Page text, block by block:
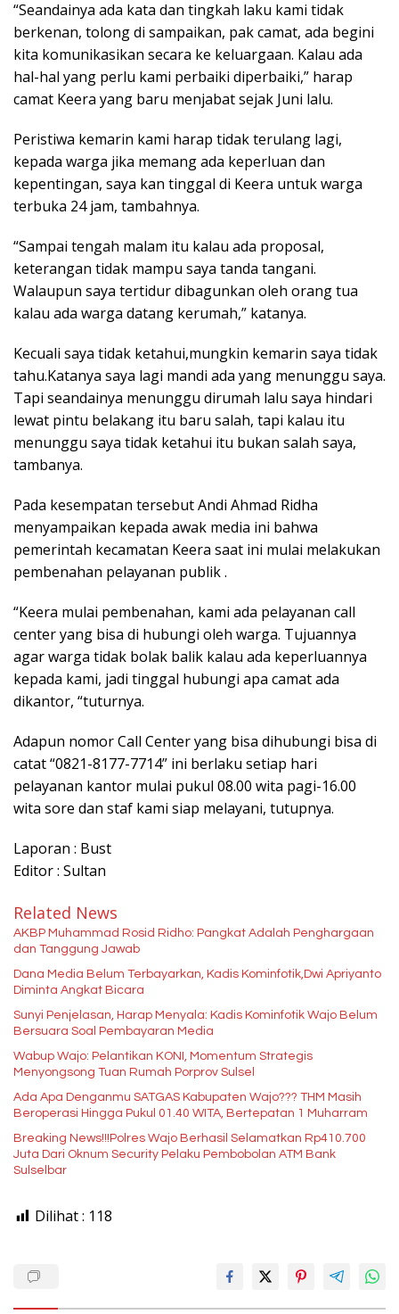
“Seandainya ada kata dan tingkah laku kami tidak
berkenan, tolong di sampaikan, pak camat, ada begini
kita komunikasikan secara ke keluargaan. Kalau ada
hal-hal yang perlu kami perbaiki diperbaiki,” harap
camat Keera yang baru menjabat sejak Juni lalu.
Peristiwa kemarin kami harap tidak terulang lagi,
kepada warga jika memang ada keperluan dan
kepentingan, saya kan tinggal di Keera untuk warga
terbuka 24 jam, tambahnya.
“Sampai tengah malam itu kalau ada proposal,
keterangan tidak mampu saya tanda tangani.
Walaupun saya tertidur dibagunkan oleh orang tua
kalau ada warga datang kerumah,” katanya.
Kecuali saya tidak ketahui,mungkin kemarin saya tidak
tahu.Katanya saya lagi mandi ada yang menunggu saya.
Tapi seandainya menunggu dirumah lalu saya hindari
lewat pintu belakang itu baru salah, tapi kalau itu
menunggu saya tidak ketahui itu bukan salah saya,
tambanya.
Pada kesempatan tersebut Andi Ahmad Ridha
menyampaikan kepada awak media ini bahwa
pemerintah kecamatan Keera saat ini mulai melakukan
pembenahan pelayanan publik .
“Keera mulai pembenahan, kami ada pelayanan call
center yang bisa di hubungi oleh warga. Tujuannya
agar warga tidak bolak balik kalau ada keperluannya
kepada kami, jadi tinggal hubungi apa camat ada
dikantor, “tuturnya.
Adapun nomor Call Center yang bisa dihubungi bisa di
catat “0821-8177-7714” ini berlaku setiap hari
pelayanan kantor mulai pukul 08.00 wita pagi-16.00
wita sore dan staf kami siap melayani, tutupnya.
Laporan : Bust
Editor : Sultan
Related News
AKBP Muhammad Rosid Ridho: Pangkat Adalah Penghargaan
dan Tanggung Jawab
Dana Media Belum Terbayarkan, Kadis Kominfotik,Dwi Apriyanto
Diminta Angkat Bicara
Sunyi Penjelasan, Harap Menyala: Kadis Kominfotik Wajo Belum
Bersuara Soal Pembayaran Media
Wabup Wajo: Pelantikan KONI, Momentum Strategis
Menyongsong Tuan Rumah Porprov Sulsel
Ada Apa Denganmu SATGAS Kabupaten Wajo??? THM Masih
Beroperasi Hingga Pukul 01.40 WITA, Bertepatan 1 Muharram
Breaking News!!!Polres Wajo Berhasil Selamatkan Rp410.700
Juta Dari Oknum Security Pelaku Pembobolan ATM Bank
Sulselbar
Dilihat : 118